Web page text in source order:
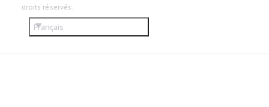
droits réservés.
Français